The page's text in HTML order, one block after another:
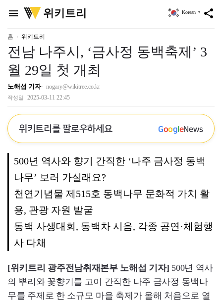
menu
위
키
리
위키트리 share
Korean ▼
홈 위키트리
전남 나주시, ‘금사정 동백축제’ 3
월 29일 첫 개최
노해섭 기자 nogary@wikitree.co.kr
작성일 2025-03-11 22:45
위키트리를 팔로우하세요 GoogleNews
500년 역사와 향기 간직한 ‘나주 금사정 동백
나무’ 보러 가실래요?
천연기념물 제515호 동백나무 문화적 가치 활
용, 관광 자원 발굴
동백 사생대회, 동백차 시음, 각종 공연·체험행
사 다채
[위키트리 광주전남취재본부 노해섭 기자] 500년 역사
의 뿌리와 꽃향기를 고이 간직한 나주 금사정 동백나
무를 주제로 한 소규모 마을 축제가 올해 처음으로 열